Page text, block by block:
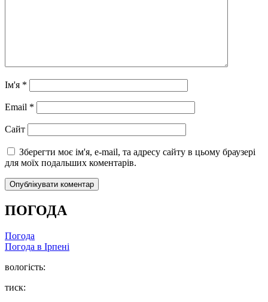
Ім'я *
Email *
Сайт
Зберегти моє ім'я, e-mail, та адресу сайту в цьому браузері
для моїх подальших коментарів.
ПОГОДА
Погода
Погода в Ірпені
вологість:
тиск: